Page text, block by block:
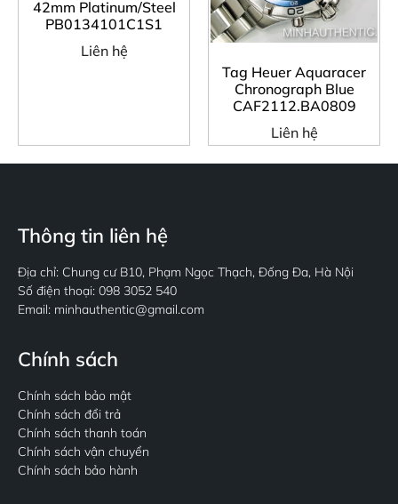
42mm Platinum/Steel
PB0134101C1S1
Liên hệ
Tag Heuer Aquaracer
Chronograph Blue
CAF2112.BA0809
Liên hệ
Thông tin liên hệ
Địa chỉ: Chung cư B10, Phạm Ngọc Thạch, Đống Đa, Hà Nội
Số điện thoại: 098 3052 540
Email: minhauthentic@gmail.com
Chính sách
Chính sách bảo mật
Chính sách đổi trả
Chính sách thanh toán
Chính sách vận chuyển
Chính sách bảo hành